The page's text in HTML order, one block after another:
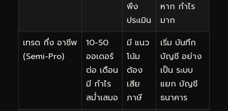
พึง
ประเมิน
หาก กำไร
มาก
เทรด กึ่ง อาชีพ
(Semi-Pro)
10-50
ออเดอร์
ต่อ เดือน
มี กำไร
สม่ำเสมอ
มี แนว
โน้ม
ต้อง
เสีย
ภาษี
เริ่ม บันทึก
บัญชี อย่าง
เป็น ระบบ
แยก บัญชี
ธนาคาร